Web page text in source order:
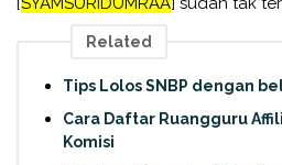
Related
Tips Lolos SNBP dengan
Cara Daftar Ruangguru
Komisi